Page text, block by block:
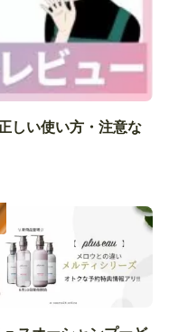
しい使い方・注意な